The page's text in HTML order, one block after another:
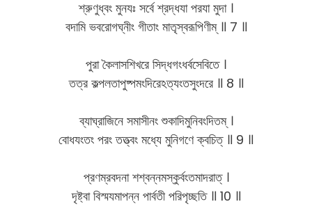
শ্রুণুধ্বং মুনযঃ সর্বে শ্রদ্ধযা পরযা মুদা ।
বদামি ভবরোগঘ্নীং গীতাং মাতৃস্বরূপিণীম্ ॥ 7 ॥
পুরা কৈলাসশিখরে সিদ্ধগংধর্বসেবিতে ।
তত্র কল্পলতাপুষ্পমংদিরেঽত্যংতসুংদরে ॥ 8 ॥
ব্যাঘ্রাজিনে সমাসীনং শুকাদিমুনিবংদিতম্ ।
বোধযংতং পরং তত্ত্বং মধ্যে মুনিগণে ক্বচিত্ ॥ 9 ॥
প্রণম্রবদনা শশ্বন্নমস্কুর্বংতমাদরাত্ ।
দৃষ্ট্বা বিস্মযমাপন্ন পার্বতী পরিপৃচ্ছতি ॥ 10 ॥